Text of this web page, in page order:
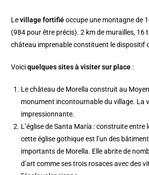
Levillage fortifiéoccupe une montagne de
(984 pour être précis). 2 km de murailles, 16
château imprenable constituent le dispositif
Voiciquelques sites à visiter sur place :
Le château de Morella construit au
monument incontournable du village. La
impressionnante.
L’église de Santa María : construite entre
cette église gothique est l’un des
importants de Morella. Elle abrite de
d’art comme ses trois rosaces avec des